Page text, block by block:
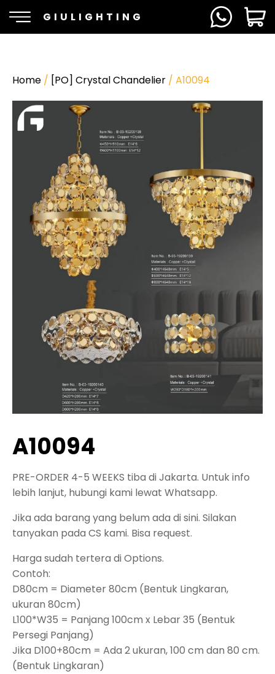
GIULIGHTING
Home / [PO] Crystal Chandelier / A10094
A10094
PRE-ORDER 4-5 WEEKS tiba di Jakarta. Untuk info
lebih lanjut, hubungi kami lewat Whatsapp.
Jika ada barang yang belum ada di sini. Silakan
tanyakan pada CS kami. Bisa request.
Harga sudah tertera di Options.
Contoh:
D80cm = Diameter 80cm (Bentuk Lingkaran,
ukuran 80cm)
L100*W35 = Panjang 100cm x Lebar 35 (Bentuk
Persegi Panjang)
Jika D100+80cm = Ada 2 ukuran, 100 cm dan 80 cm.
(Bentuk Lingkaran)